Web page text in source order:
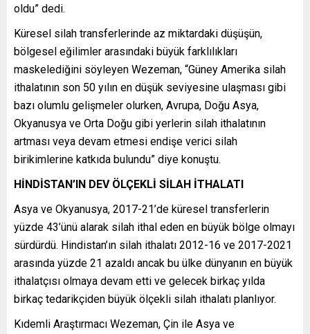
oldu” dedi.
Küresel silah transferlerinde az miktardaki düşüşün,
bölgesel eğilimler arasındaki büyük farklılıkları
maskelediğini söyleyen Wezeman, “Güney Amerika silah
ithalatının son 50 yılın en düşük seviyesine ulaşması gibi
bazı olumlu gelişmeler olurken, Avrupa, Doğu Asya,
Okyanusya ve Orta Doğu gibi yerlerin silah ithalatının
artması veya devam etmesi endişe verici silah
birikimlerine katkıda bulundu” diye konuştu.
HİNDİSTAN’IN DEV ÖLÇEKLİ SİLAH İTHALATI
Asya ve Okyanusya, 2017-21’de küresel transferlerin
yüzde 43’ünü alarak silah ithal eden en büyük bölge olmayı
sürdürdü. Hindistan’ın silah ithalatı 2012-16 ve 2017-2021
arasında yüzde 21 azaldı ancak bu ülke dünyanın en büyük
ithalatçısı olmaya devam etti ve gelecek birkaç yılda
birkaç tedarikçiden büyük ölçekli silah ithalatı planlıyor.
Kıdemli Araştırmacı Wezeman, Çin ile Asya ve